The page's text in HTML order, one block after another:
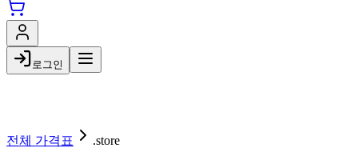
로그인
전체 가격표 .store